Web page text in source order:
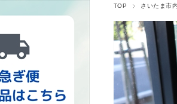
TOP さいたま市内